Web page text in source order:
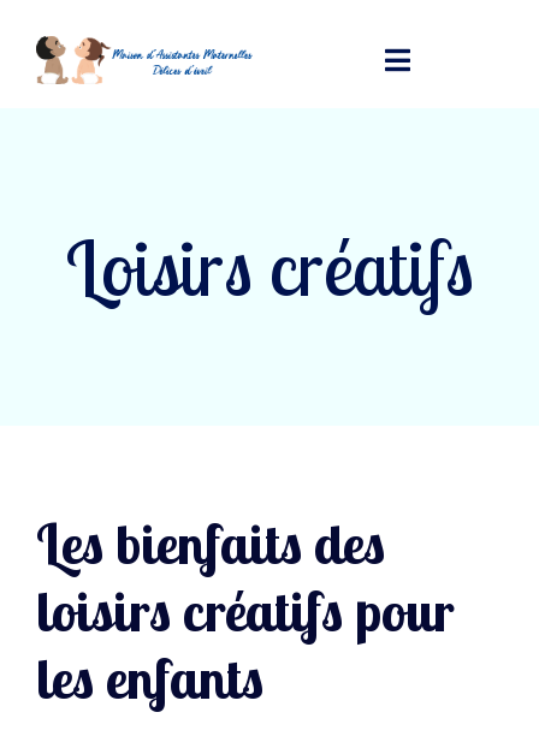
Loisirs créatifs
Les bienfaits des
loisirs créatifs pour
les enfants